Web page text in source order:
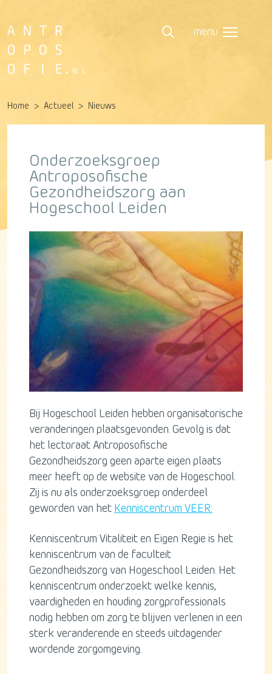
menu
Home Actueel Nieuws
Onderzoeksgroep
Antroposofische
Gezondheidszorg aan
Hogeschool Leiden
Bij Hogeschool Leiden hebben organisatorische
veranderingen plaatsgevonden. Gevolg is dat
het lectoraat Antroposofische
Gezondheidszorg geen aparte eigen plaats
meer heeft op de website van de Hogeschool.
Zij is nu als onderzoeksgroep onderdeel
geworden van het Kenniscentrum VEER:
Kenniscentrum Vitaliteit en Eigen Regie is het
kenniscentrum van de faculteit
Gezondheidszorg van Hogeschool Leiden. Het
kenniscentrum onderzoekt welke kennis,
vaardigheden en houding zorgprofessionals
nodig hebben om zorg te blijven verlenen in een
sterk veranderende en steeds uitdagender
wordende zorgomgeving.